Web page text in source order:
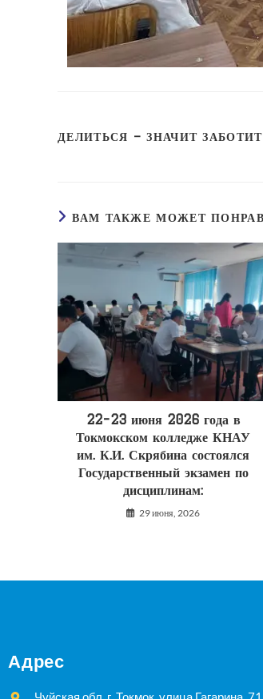
ДЕЛИТЬСЯ — ЗНАЧИТ
ВАМ ТАКЖЕ МОЖЕТ
22–23 июня 2026 года в
Токмокском колледже КНАУ
им. К.И. Скрябина состоялся
Государственный экзамен по
дисциплинам:
29 июня, 2026
Адрес